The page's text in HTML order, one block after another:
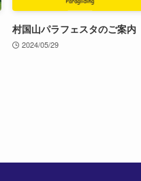
村国山パラフェスタのご案内
2024/05/29